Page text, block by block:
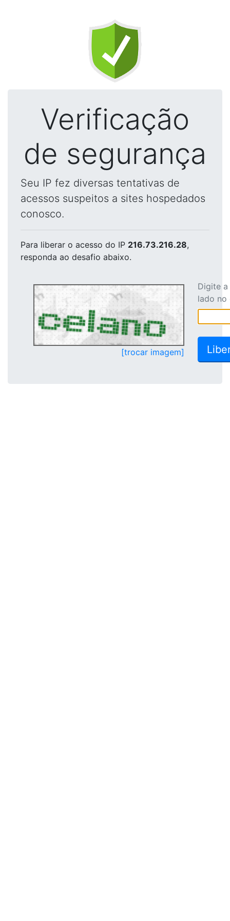
Verificação
de segurança
Seu IP fez diversas tentativas de
acessos suspeitos a sites hospedados
conosco.
Para liberar o acesso do IP 216.73.216.28,
responda ao desafio abaixo.
[trocar imagem]
Digite
lado no